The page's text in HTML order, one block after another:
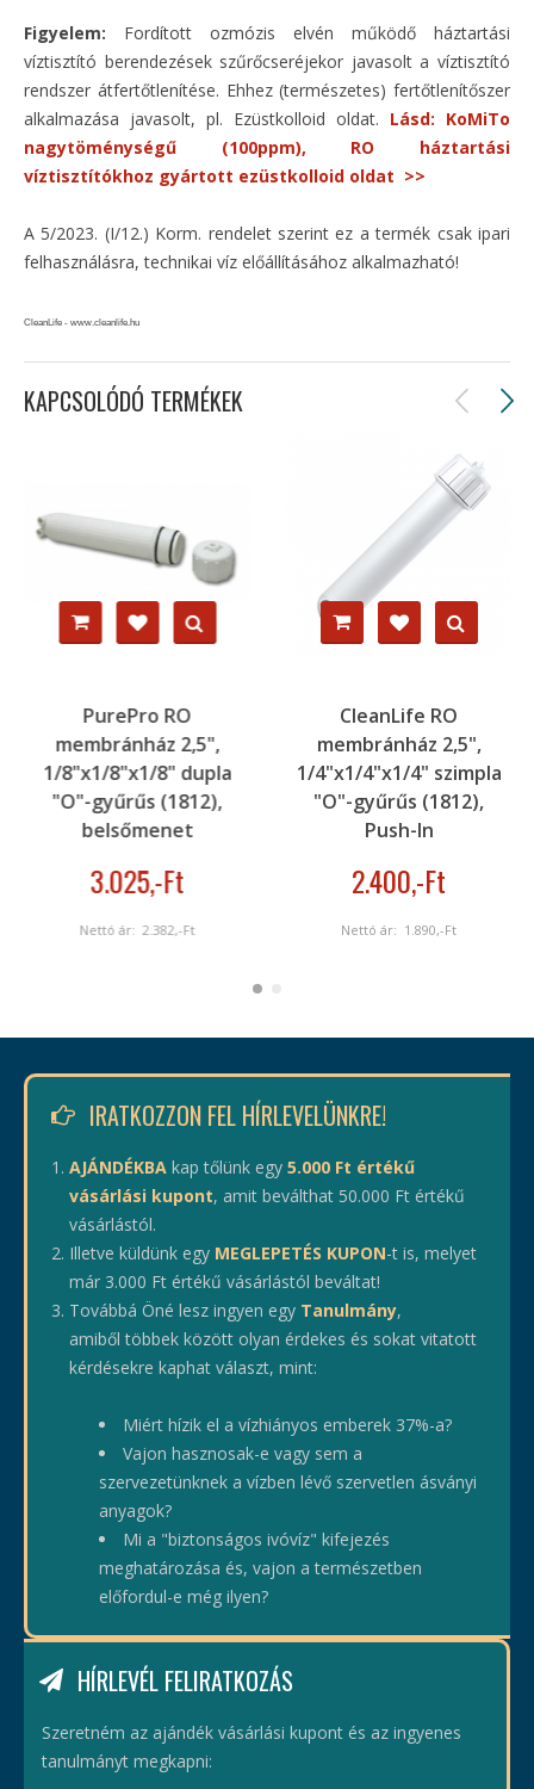
Figyelem: Fordított ozmózis elvén működő háztartási
víztisztító berendezések szűrőcseréjekor javasolt a víztisztító
rendszer átfertőtlenítése. Ehhez (természetes) fertőtlenítőszer
alkalmazása javasolt, pl. Ezüstkolloid oldat. Lásd: KoMiTo
nagytöménységű (100ppm), RO háztartási
víztisztítókhoz gyártott ezüstkolloid oldat >>
A 5/2023. (I/12.) Korm. rendelet szerint ez a termék csak ipari
felhasználásra, technikai víz előállításához alkalmazható!
CleanLife - www.cleanlife.hu
KAPCSOLÓDÓ TERMÉKEK
PurePro RO
membránház 2,5",
1/8"x1/8"x1/8" dupla
"O"-gyűrűs (1812),
belsőmenet
3.025,-Ft
Nettó ár: 2.382,-Ft
CleanLife RO
membránház 2,5",
1/4"x1/4"x1/4" szimpla
"O"-gyűrűs (1812),
Push-In
2.400,-Ft
Nettó ár: 1.890,-Ft
IRATKOZZON FEL HÍRLEVELÜNKRE!
AJÁNDÉKBA kap tőlünk egy 5.000 Ft értékű
vásárlási kupont, amit beválthat 50.000 Ft értékű
vásárlástól.
Illetve küldünk egy MEGLEPETÉS KUPON-t is, melyet
már 3.000 Ft értékű vásárlástól beváltat!
Továbbá Öné lesz ingyen egy Tanulmány,
amiből többek között olyan érdekes és sokat vitatott
kérdésekre kaphat választ, mint:
Miért hízik el a vízhiányos emberek 37%-a?
Vajon hasznosak-e vagy sem a
szervezetünknek a vízben lévő szervetlen ásványi
anyagok?
Mi a "biztonságos ivóvíz" kifejezés
meghatározása és, vajon a természetben
előfordul-e még ilyen?
HÍRLEVÉL FELIRATKOZÁS
Szeretném az ajándék vásárlási kupont és az ingyenes
tanulmányt megkapni: